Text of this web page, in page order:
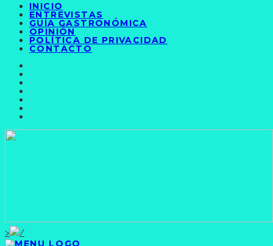
INICIO
ENTREVISTAS
GUÍA GASTRONÓMICA
OPINIÓN
POLÍTICA DE PRIVACIDAD
CONTACTO
>